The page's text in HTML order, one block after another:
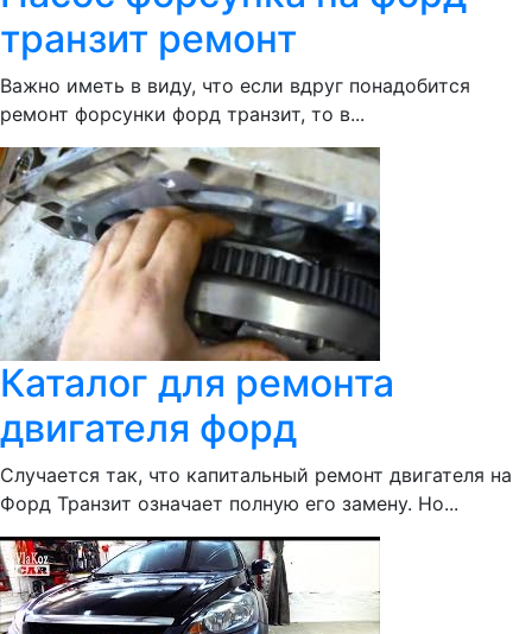
транзит ремонт
Важно иметь в виду, что если вдруг понадобится
ремонт форсунки форд транзит, то в...
Каталог для ремонта
двигателя форд
Случается так, что капитальный ремонт двигателя на
Форд Транзит означает полную его замену. Но...